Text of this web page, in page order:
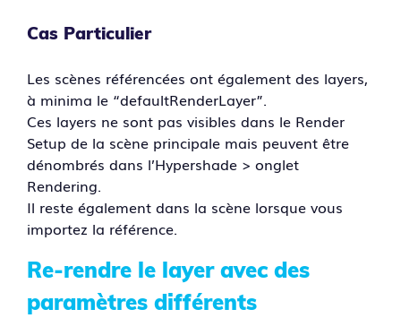
Cas Particulier
Les scènes référencées ont également des layers,
à minima le “defaultRenderLayer”.
Ces layers ne sont pas visibles dans le Render
Setup de la scène principale mais peuvent être
dénombrés dans l’Hypershade > onglet
Rendering.
Il reste également dans la scène lorsque vous
importez la référence.
Re-rendre le layer avec des
paramètres différents